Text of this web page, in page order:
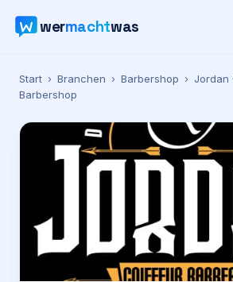
wermachtwas
Verzeichnis
Karte
Werbung
Start › Branchen › Barbershop › Jordan
Barbershop